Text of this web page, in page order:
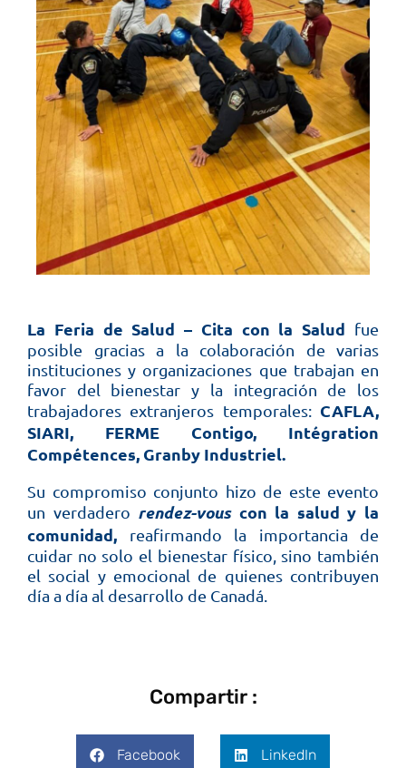
La Feria de Salud – Cita con la Salud fue
posible gracias a la colaboración de varias
instituciones y organizaciones que trabajan en
favor del bienestar y la integración de los
trabajadores extranjeros temporales: CAFLA,
SIARI, FERME Contigo, Intégration
Compétences, Granby Industriel.
Su compromiso conjunto hizo de este evento
un verdadero rendez-vouscon la salud y la
comunidad, reafirmando la importancia de
cuidar no solo el bienestar físico, sino también
el social y emocional de quienes contribuyen
día a día al desarrollo de Canadá.
Compartir :
Facebook LinkedIn